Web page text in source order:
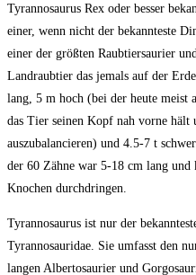
Tyrannosaurus Rex oder besser
einer, wenn nicht der bekannteste
einer der größten Raubtiersaurier
Landraubtier das jemals auf der
lang, 5 m hoch (bei der heute meist
das Tier seinen Kopf nah vorne hält
auszubalancieren) und 4.5-7 t
der 60 Zähne war 5-18 cm lang und
Knochen durchdringen.
Tyrannosaurus ist nur der
Tyrannosauridae. Sie umfasst den
langen Albertosaurier und